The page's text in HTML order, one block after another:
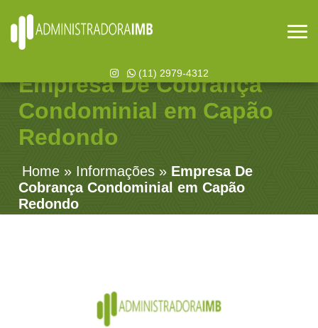
(11) 2979-4312
Empresa De Cobrança
Condominial em Capão
Redondo
Home » Informações » Empresa De
Cobrança Condominial em Capão
Redondo